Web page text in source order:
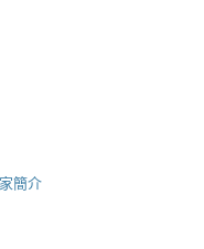
簡介